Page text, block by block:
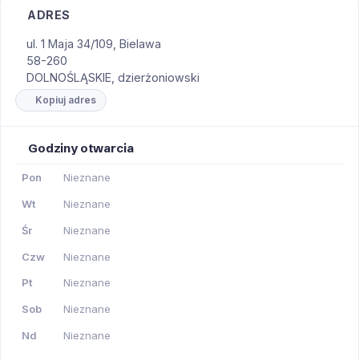
ADRES
ul. 1 Maja 34/109, Bielawa
58-260
DOLNOŚLĄSKIE, dzierżoniowski
Kopiuj adres
Godziny otwarcia
Pon Nieznane
Wt Nieznane
Śr Nieznane
Czw Nieznane
Pt Nieznane
Sob Nieznane
Nd Nieznane